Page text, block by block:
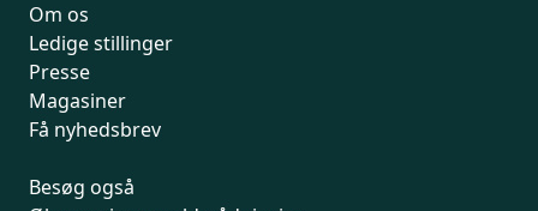
Om os
Ledige stillinger
Presse
Magasiner
Få nyhedsbrev
Besøg også